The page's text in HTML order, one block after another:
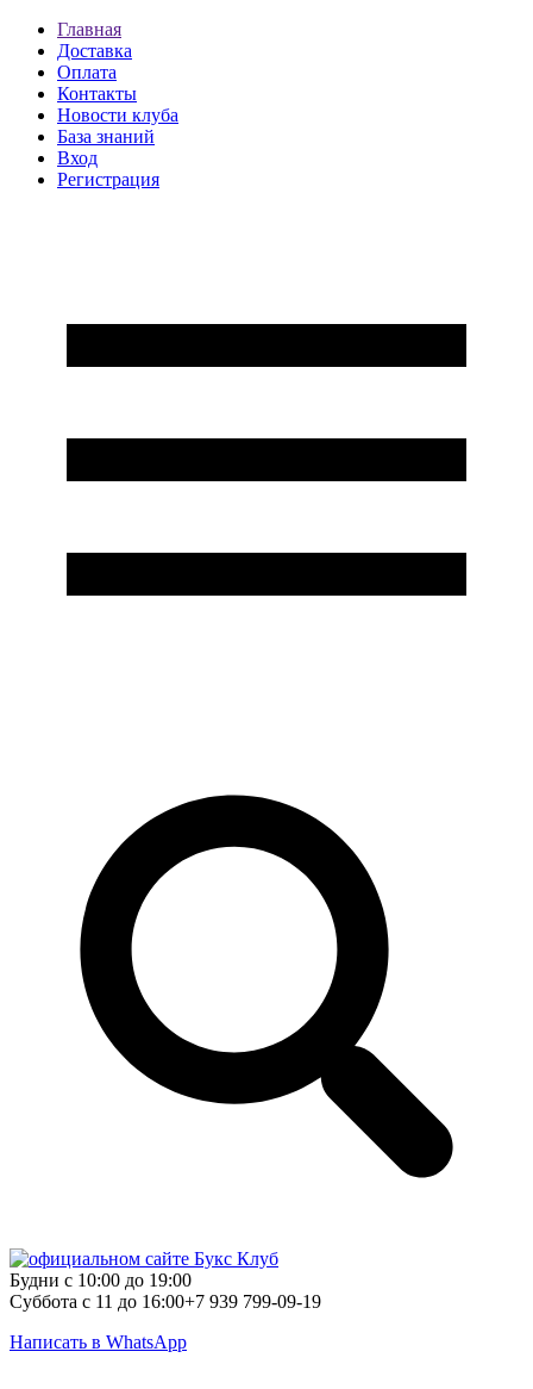
Главная
Доставка
Оплата
Контакты
Новости клуба
База знаний
Вход
Регистрация
Будни с 10:00 до 19:00
Суббота с 11 до 16:00+7 939 799-09-19
Написать в WhatsApp